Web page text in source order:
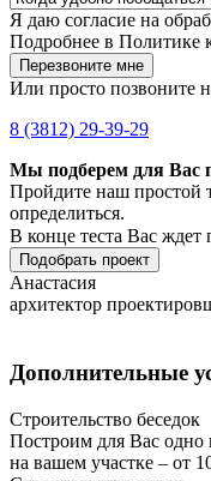
Я даю согласие на
Подробнее в Политике
Перезвоните мне
Или просто позвоните
8 (3812) 29-39-29
Мы подберем для Вас
Пройдите наш простой
определиться.
В конце теста Вас
Подобрать проект
Анастасия
архитектор
Дополнительные
Строительство беседок
Построим для Вас
на вашем участке – от